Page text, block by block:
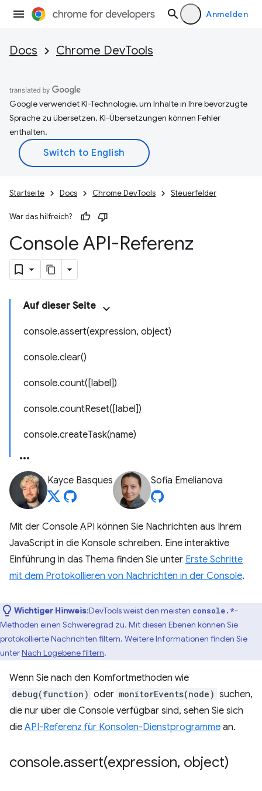
Anmelden
Docs Chrome DevTools
Google verwendet KI-Technologie, um Inhalte in Ihre bevorzugte
Sprache zu übersetzen. KI-Übersetzungen können Fehler
enthalten.
Startseite Docs Chrome DevTools Steuerfelder
War das hilfreich?
Console API-Referenz
Auf dieser Seite
console.assert(expression, object)
console.clear()
console.count([label])
console.countReset([label])
console.createTask(name)
Kayce Basques Sofia Emelianova
Mit der Console API können Sie Nachrichten aus Ihrem
JavaScript in die Konsole schreiben. Eine interaktive
Einführung in das Thema finden Sie unter Erste Schritte
mit dem Protokollieren von Nachrichten in der Console.
Wichtiger Hinweis:DevTools weist den meisten console.*-
Methoden einen Schweregrad zu. Mit diesen Ebenen können Sie
protokollierte Nachrichten filtern. Weitere Informationen finden Sie
unterNach Logebene filtern.
Wenn Sie nach den Komfortmethoden wie
debug(function) oder monitorEvents(node) suchen,
die nur über die Console verfügbar sind, sehen Sie sich
die API-Referenz für Konsolen-Dienstprogramme an.
console.assert(expression, object)